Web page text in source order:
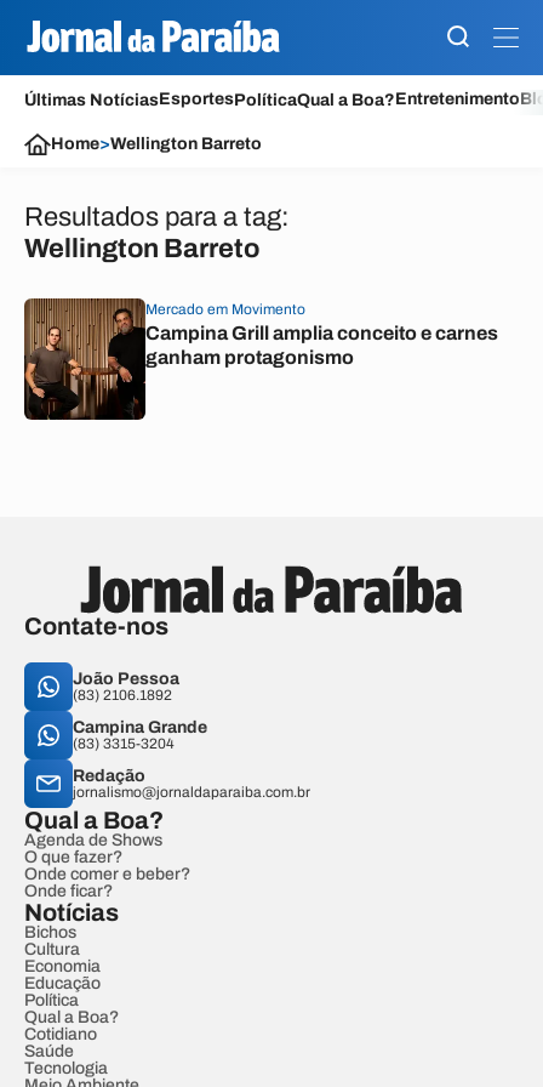
Últimas NotíciasEsportesPolíticaQual a Boa?Entretenimento
Home>Wellington Barreto
Resultados para a tag:
Wellington Barreto
Mercado em Movimento
Campina Grill amplia conceito e carnes
ganham protagonismo
Contate-nos
João Pessoa
(83) 2106.1892
Campina Grande
(83) 3315-3204
Redação
jornalismo@jornaldaparaiba.com.br
Qual a Boa?
Agenda de Shows
O que fazer?
Onde comer e beber?
Onde ficar?
Notícias
Bichos
Cultura
Economia
Educação
Política
Qual a Boa?
Cotidiano
Saúde
Tecnologia